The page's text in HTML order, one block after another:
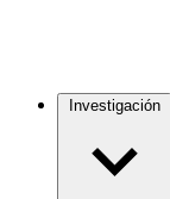
Investigación